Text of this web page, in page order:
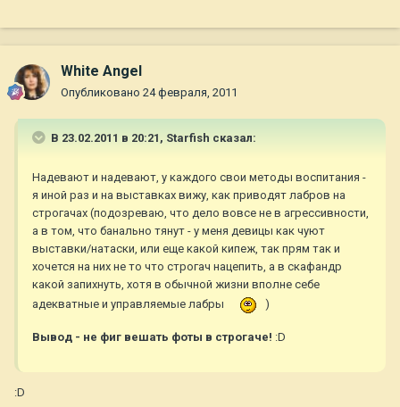
White Angel
Опубликовано 24 февраля, 2011
В 23.02.2011 в 20:21, Starfish сказал:
Надевают и надевают, у каждого свои методы воспитания -
я иной раз и на выставках вижу, как приводят лабров на
строгачах (подозреваю, что дело вовсе не в агрессивности,
а в том, что банально тянут - у меня девицы как чуют
выставки/натаски, или еще какой кипеж, так прям так и
хочется на них не то что строгач нацепить, а в скафандр
какой запихнуть, хотя в обычной жизни вполне себе
адекватные и управляемые лабры
)
Вывод - не фиг вешать фоты в строгаче! :D
:D